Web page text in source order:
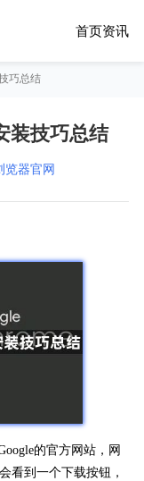
首页资讯
巧总结
装技巧总结
览器官网
的官方网站，网
看到一个下载按钮，